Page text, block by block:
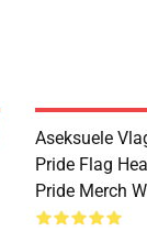
Aseksuele
Pride Flag
Pride Merch